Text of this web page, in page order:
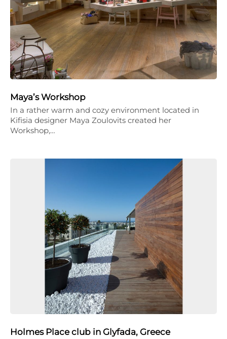
Maya’s Workshop
In a rather warm and cozy environment located in
Kifisia designer Maya Zoulovits created her
Workshop,…
Holmes Place club in Glyfada, Greece